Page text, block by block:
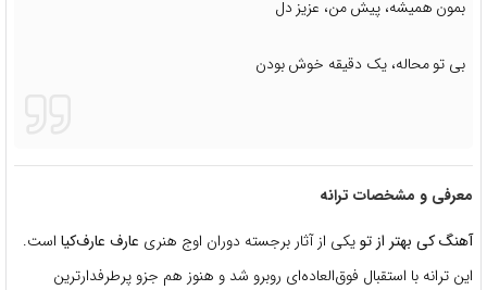
بمون همیشه، پیش من، عزیز دل
بی تو محاله، یک دقیقه خوش بودن
معرفی و مشخصات ترانه
آهنگ کی بهتر از تویکی از آثار برجسته دوران اوج هنری عارف عارف‌کیا است.
این ترانه با استقبال فوق‌العاده‌ای روبرو شد و هنوز هم جزو پرطرفدارترین